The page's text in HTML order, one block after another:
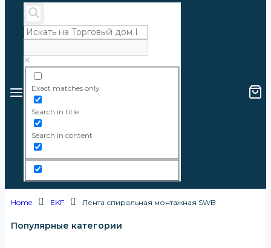
Exact matches only
Search in title
Search in content
Home EKF Лента спиральная монтажная SWB
Популярные категории